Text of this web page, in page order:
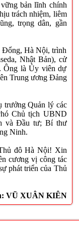
bản lĩnh chính
trách nhiệm, liêm
trọng dân, gần
Đổng, Hà Nội, trình
Nhật Bản), cử
Ông là Ủy viên dự
Trung ương Đảng
Quản lý các
Chủ tịch UBND
và Đầu tư; Bí thư
Ninh.
đô Hà Nội! Xin
cương vị công tác
phát triển của Thủ
VŨ XUÂN KIÊN